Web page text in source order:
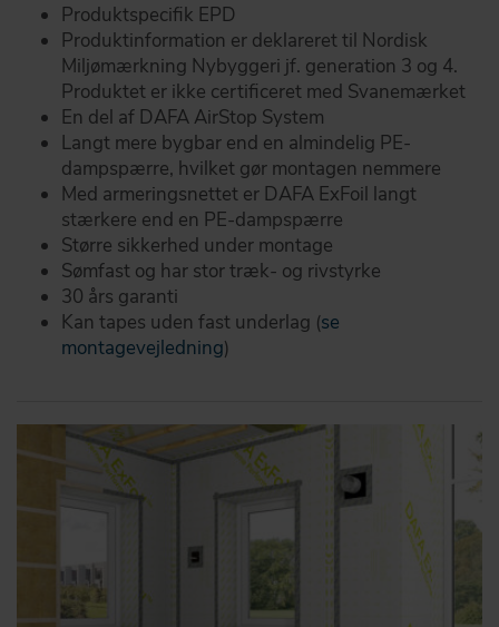
Produktspecifik EPD
Produktinformation er deklareret til Nordisk
Miljømærkning Nybyggeri jf. generation 3 og 4.
Produktet er ikke certificeret med Svanemærket
En del af DAFA AirStop System
Langt mere bygbar end en almindelig PE-
dampspærre, hvilket gør montagen nemmere
Med armeringsnettet er DAFA ExFoil langt
stærkere end en PE-dampspærre
Større sikkerhed under montage
Sømfast og har stor træk- og rivstyrke
30 års garanti
Kan tapes uden fast underlag (se
montagevejledning)